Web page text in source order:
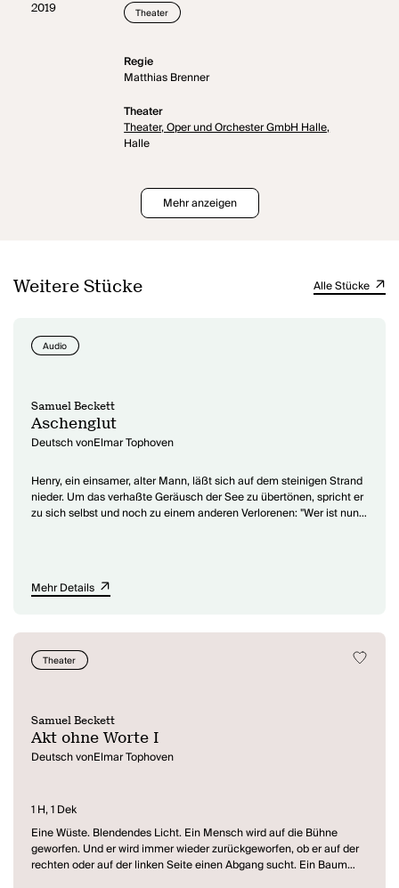
2019
Theater
Regie
Matthias Brenner
Theater
Theater, Oper und Orchester GmbH Halle,
Halle
Mehr anzeigen
Weitere Stücke Alle Stücke
Audio
Samuel Beckett
Aschenglut
Deutsch vonElmar Tophoven
Henry, ein einsamer, alter Mann, läßt sich auf dem steinigen Strand
nieder. Um das verhaßte Geräusch der See zu übertönen, spricht er
zu sich selbst und noch zu einem anderen Verlorenen: "Wer ist nun
spricht dennoch weiter mit ihm - von einer Geschichte, an der er
zeitlebens memoriert, ohne jemals zu Ende zu kommen, Reste
weiter, obwohl er noch mehrmals ansetzt. Nun ruft er seine tote
Frau Ada an, die sogar antwortet. Und obwohl sie ihn durch große
Mehr Details
Theater
Samuel Beckett
Akt ohne Worte I
Deutsch vonElmar Tophoven
1 H, 1 Dek
Eine Wüste. Blendendes Licht. Ein Mensch wird auf die Bühne
geworfen. Und er wird immer wieder zurückgeworfen, ob er auf der
rechten oder auf der linken Seite einen Abgang sucht. Ein Baum